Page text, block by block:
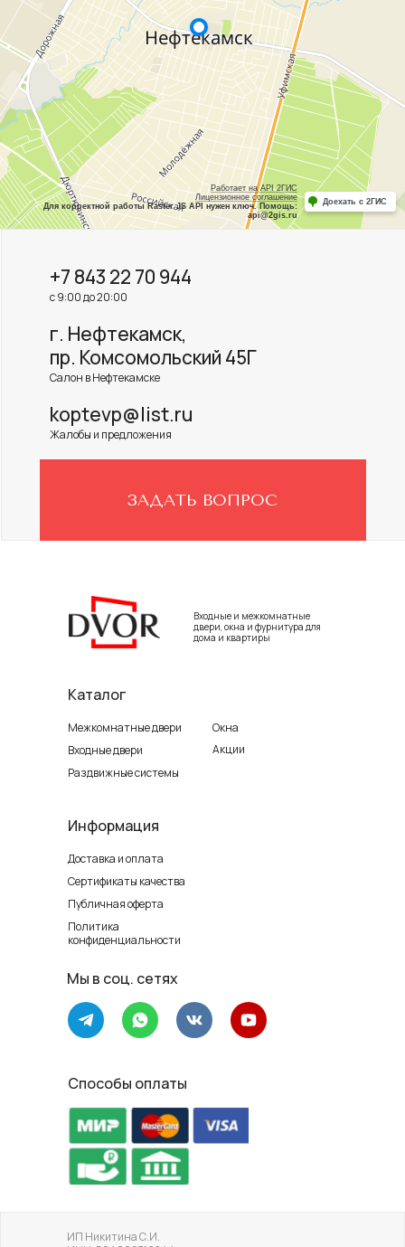
г. Нефтекамск,
пр. Комсомольский 45Г
+7 843 22 70 944
koptevp@list.ru
Салон в Нефтекамске
с 9:00 до 20:00
Жалобы и предложения
ЗАДАТЬ ВОПРОС
Входные и межкомнатные
двери, окна и фурнитура для
дома и квартиры
Каталог
Информация
Мы в соц. сетях
Межкомнатные двери
Доставка и оплата
ИП Никитина С.И.
Входные двери
Сертификаты качества
Раздвижные системы
Публичная оферта
Окна
Политика
конфиденциальности
Акции
Способы оплаты